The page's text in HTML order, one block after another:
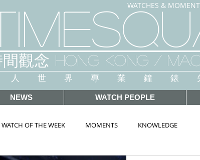
WATCHES &
間觀念 HONG KONG /
人 世 界 專 業 鐘 錶
NEWS WATCH PEOPLE
WATCH OF THE WEEK MOMENTS KNOWLEDGE